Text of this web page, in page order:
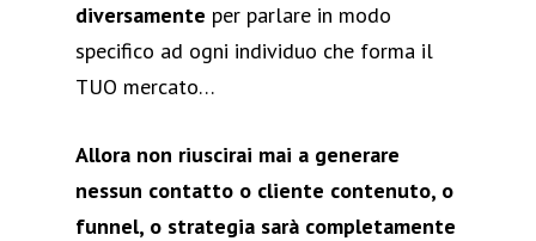
diversamente per parlare in modo
specifico ad ogni individuo che forma il
TUO mercato…
Allora non riuscirai mai a generare
nessun contatto o cliente contenuto, o
funnel, o strategia sarà completamente